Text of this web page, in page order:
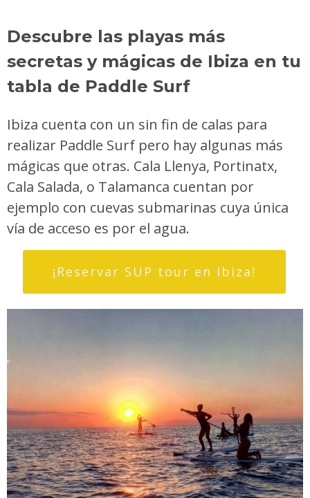
Descubre las playas más
secretas y mágicas de Ibiza en tu
tabla de Paddle Surf
Ibiza cuenta con un sin fin de calas para
realizar Paddle Surf pero hay algunas más
mágicas que otras. Cala Llenya, Portinatx,
Cala Salada, o Talamanca cuentan por
ejemplo con cuevas submarinas cuya única
vía de acceso es por el agua.
¡Reservar SUP tour en Ibiza!